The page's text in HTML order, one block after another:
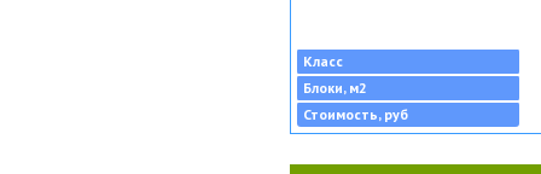
Класс
Блоки, м2
Стоимость, руб